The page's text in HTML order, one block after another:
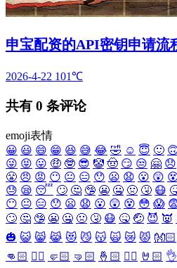
申宝配资的API密钥申请流
2026-4-22 101℃
共有 0 条评论
emoji表情
😀 😃 😄 😁 😆 😅 😂 🤣 ☺️ 😇 🙂
😜 😝 😛 🤑 🤓 😎 🤡 🤠 😏 😒 🤗 😞
😤 😠 😡 😶 😐 😑 😯 😦 😧 😮 😲
😓 😪 😴 🙄 🤔 🤥 😬 🤐 🤢 🤧 😷
😶 😐 😑 😯 😦 😧 😮 😲 😵 😳 😱
🙄 🤔 🤥 😬 🤐 🤢 🤧 😷 🤒 🤕 😈 👿
🎃 😺 😸 😹 😻 😼 😽 🙀 😿 😾 👐🏻
👊🏻 ✊🏻 🤛🏻 🤜🏻 🤞🏻 ✌🏻 🤘🏻 👌